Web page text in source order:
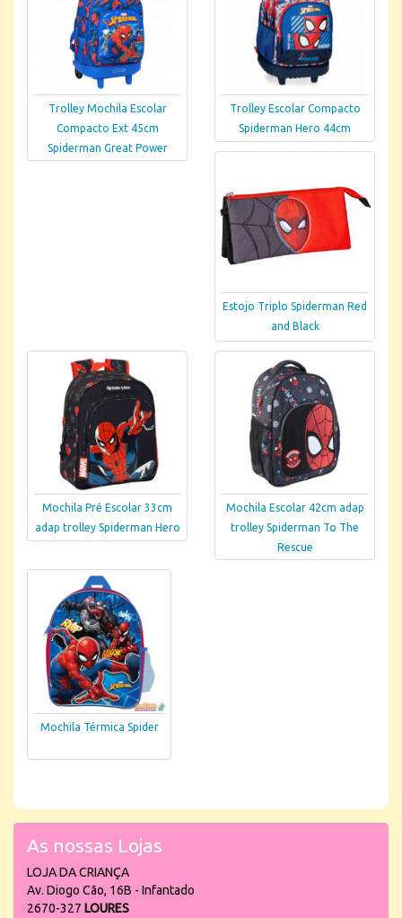
Trolley Mochila Escolar
Compacto Ext 45cm
Spiderman Great Power
Trolley Escolar Compacto
Spiderman Hero 44cm
Estojo Triplo Spiderman Red
and Black
Mochila Pré Escolar 33cm
adap trolley Spiderman Hero
Mochila Escolar 42cm adap
trolley Spiderman To The
Rescue
Mochila Térmica Spider
As nossas Lojas
LOJA DA CRIANÇA
Av. Diogo Cão, 16B - Infantado
2670-327 LOURES